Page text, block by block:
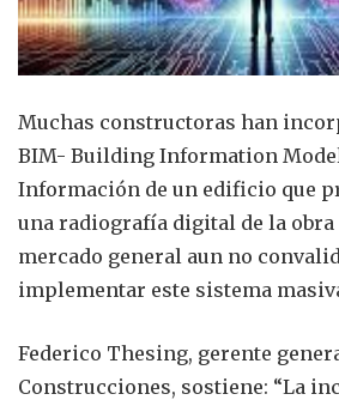
Muchas constructoras han
BIM- Building Information
Información de un edificio que
una radiografía digital de la obra
mercado general aun no
implementar este sistema
Federico Thesing, gerente
Construcciones, sostiene: “La